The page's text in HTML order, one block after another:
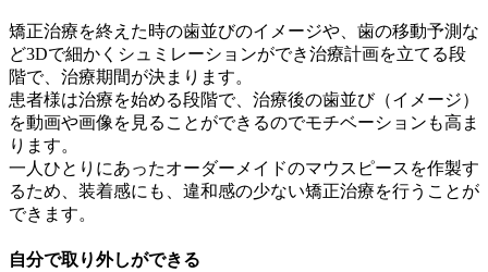
矯正治療を終えた時の歯並びのイメージや、歯の移動予測な
ど3Dで細かくシュミレーションができ治療計画を立てる段
階で、治療期間が決まります。
患者様は治療を始める段階で、治療後の歯並び（イメージ）
を動画や画像を見ることができるのでモチベーションも高ま
ります。
一人ひとりにあったオーダーメイドのマウスピースを作製す
るため、装着感にも、違和感の少ない矯正治療を行うことが
できます。
自分で取り外しができる